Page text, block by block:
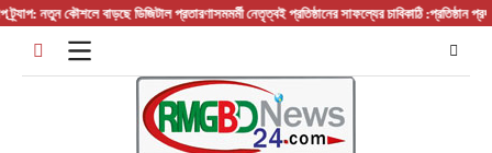
Skip
কৌশলে বাড়ছে ডিজিটাল প্রতারণাসমমর্মী নেতৃত্বই প্রতিষ্ঠানের সাফল্যের চাবিকাঠি :প্রতিষ্ঠান প্রধান/ বস/